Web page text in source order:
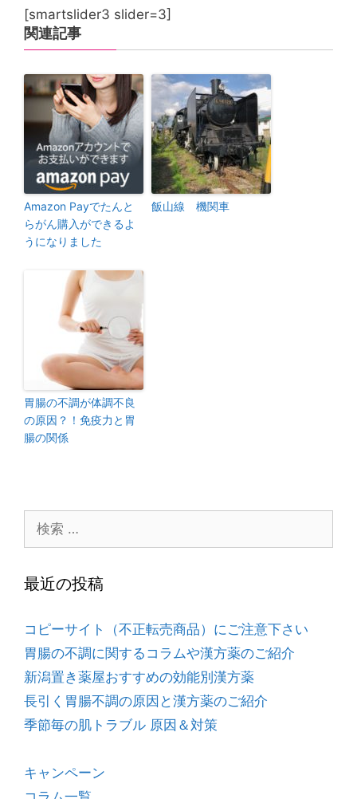
[smartslider3 slider=3]
関連記事
Amazon Payでたんと
らがん購入ができるよ
うになりました
飯山線 機関車
胃腸の不調が体調不良
の原因？！免疫力と胃
腸の関係
最近の投稿
コピーサイト（不正転売商品）にご注意下さい
胃腸の不調に関するコラムや漢方薬のご紹介
新潟置き薬屋おすすめの効能別漢方薬
長引く胃腸不調の原因と漢方薬のご紹介
季節毎の肌トラブル 原因＆対策
キャンペーン